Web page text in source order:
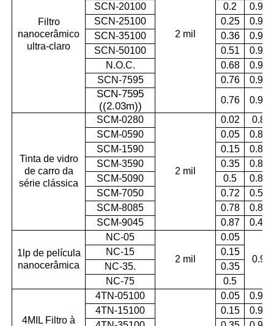
Filtro
nanocerâmico
ultra-claro
2 mil
SCN-20100
0.2
0.95
SCN-25100
0.25
0.96
SCN-35100
0.36
0.94
SCN-50100
0.51
0.96
N.O.C.
0.68
0.95
SCN-7595
0.76 0.94
SCN-7595
((2.03m))
0.76 0.94
Tinta de vidro
de carro da
série clássica
SCM-0280
2 mil
0.02
0.8
SCM-0590
0.05
0.88
SCM-1590
0.15
0.87
SCM-3590
0.35
0.87
SCM-5090
0.5
0.86
SCM-7050
0.72
0.55
SCM-8085
0.78
0.83
SCM-9045
0.87 0.45
1lp de película
nanocerâmica
NC-05
2 mil
0.05
0.9
NC-15
0.15
NC-35.
0.35
NC-75
0.5
4MIL Filtro à
4TN-05100 0.05
0.97
4TN-15100
0.15
0.96